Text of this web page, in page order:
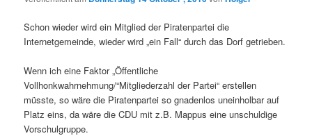
Schon wieder wird ein Mitglied der Piratenpartei die
Internetgemeinde, wieder wird „ein Fall“ durch das Dorf getrieben.
Wenn ich eine Faktor „Öffentliche
Vollhonkwahrnehmung/“Mitgliederzahl der Partei“ erstellen
müsste, so wäre die Piratenpartei so gnadenlos uneinholbar auf
Platz eins, da wäre die CDU mit z.B. Mappus eine unschuldige
Vorschulgruppe.